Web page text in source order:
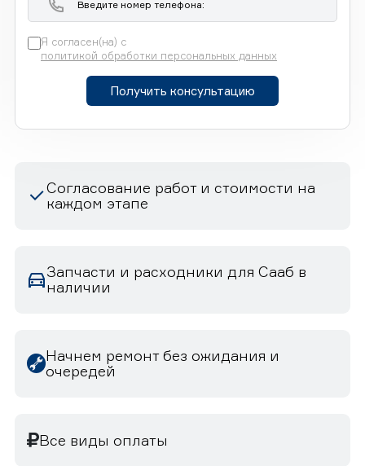
Я согласен(на) с
политикой обработки персональных данных
Получить консультацию
Согласование работ и стоимости на
каждом этапе
Запчасти и расходники для Сааб в
наличии
Начнем ремонт без ожидания и
очередей
Все виды оплаты